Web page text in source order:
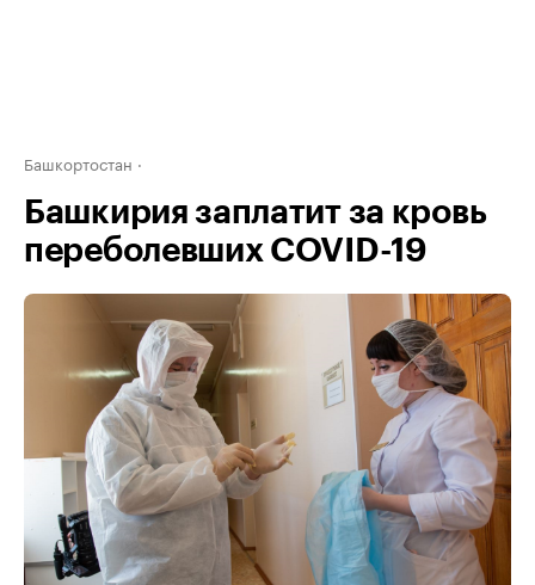
Башкортостан
Башкирия заплатит за кровь
переболевших COVID-19